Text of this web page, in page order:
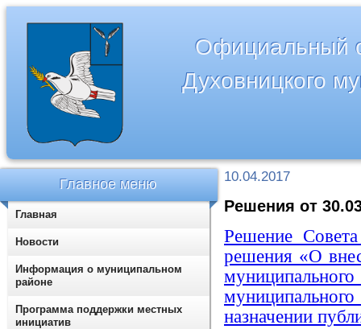
Официальный
Духовницкого
10.04.2017
Решения от
Решение
решения «О
назначении
Главное меню
Главная
Новости
Информация о муниципальном
районе
Программа поддержки местных
инициатив